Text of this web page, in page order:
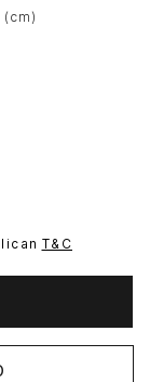
(cm)
T&C